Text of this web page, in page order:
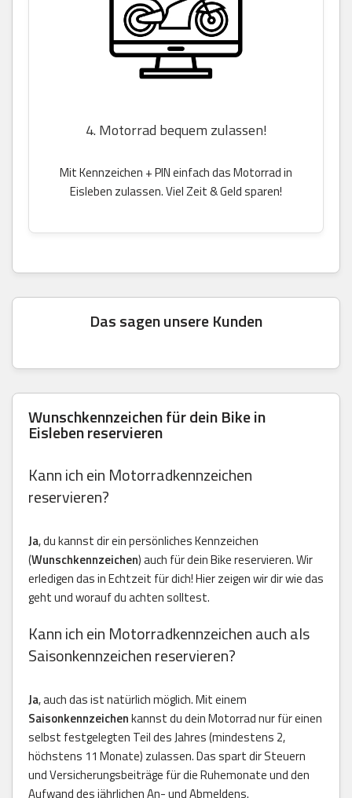
4. Motorrad bequem zulassen!
Mit Kennzeichen + PIN einfach das Motorrad in
Eisleben zulassen. Viel Zeit & Geld sparen!
Das sagen unsere Kunden
Wunschkennzeichen für dein Bike in
Eisleben reservieren
Kann ich ein Motorradkennzeichen
reservieren?
Ja, du kannst dir ein persönliches Kennzeichen
(Wunschkennzeichen) auch für dein Bike reservieren. Wir
erledigen das in Echtzeit für dich! Hier zeigen wir dir wie das
geht und worauf du achten solltest.
Kann ich ein Motorradkennzeichen auch als
Saisonkennzeichen reservieren?
Ja, auch das ist natürlich möglich. Mit einem
Saisonkennzeichenkannst du dein Motorrad nur für einen
selbst festgelegten Teil des Jahres (mindestens 2,
höchstens 11 Monate) zulassen. Das spart dir Steuern
und Versicherungsbeiträge für die Ruhemonate und den
Aufwand des jährlichen An- und Abmeldens.